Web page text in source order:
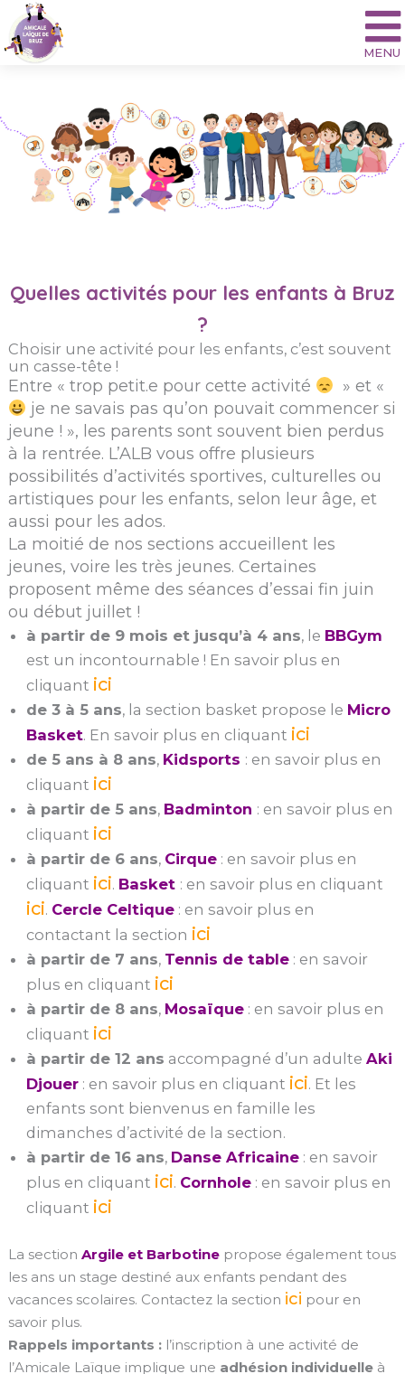
Aller
au
contenu
Quelles activités pour les enfants à Bruz
?
Choisir une activité pour les enfants, c’est souvent
un casse-tête !
Entre « trop petit.e pour cette activité
» et «
je ne savais pas qu’on pouvait commencer si
jeune ! », les parents sont souvent bien perdus
à la rentrée. L’ALB vous offre plusieurs
possibilités d’activités sportives, culturelles ou
artistiques pour les enfants, selon leur âge, et
aussi pour les ados.
La moitié de nos sections accueillent les
jeunes, voire les très jeunes. Certaines
proposent même des séances d’essai fin juin
ou début juillet !
à partir de 9 mois et jusqu’à 4 ans, le BBGym
est un incontournable ! En savoir plus en
cliquant ici
de 3 à 5 ans, la section basket propose le Micro
Basket. En savoir plus en cliquant ici
de 5 ans à 8 ans, Kidsports : en savoir plus en
cliquant ici
à partir de 5 ans, Badminton : en savoir plus en
cliquant ici
à partir de 6 ans, Cirque: en savoir plus en
cliquant ici. Basket : en savoir plus en cliquant
ici. Cercle Celtique: en savoir plus en
contactant la section ici
à partir de 7 ans, Tennis de table: en savoir
plus en cliquant ici
à partir de 8 ans, Mosaïque: en savoir plus en
cliquant ici
à partir de 12 ans accompagné d’un adulte Aki
Djouer: en savoir plus en cliquant ici. Et les
enfants sont bienvenus en famille les
dimanches d’activité de la section.
à partir de 16 ans, Danse Africaine: en savoir
plus en cliquant ici. Cornhole: en savoir plus en
cliquant ici
La section Argile et Barbotinepropose également tous
les ans un stage destiné aux enfants pendant des
vacances scolaires. Contactez la section ici pour en
savoir plus.
Rappels importants :l’inscription à une activité de
l’Amicale Laïque implique une adhésion individuelleà